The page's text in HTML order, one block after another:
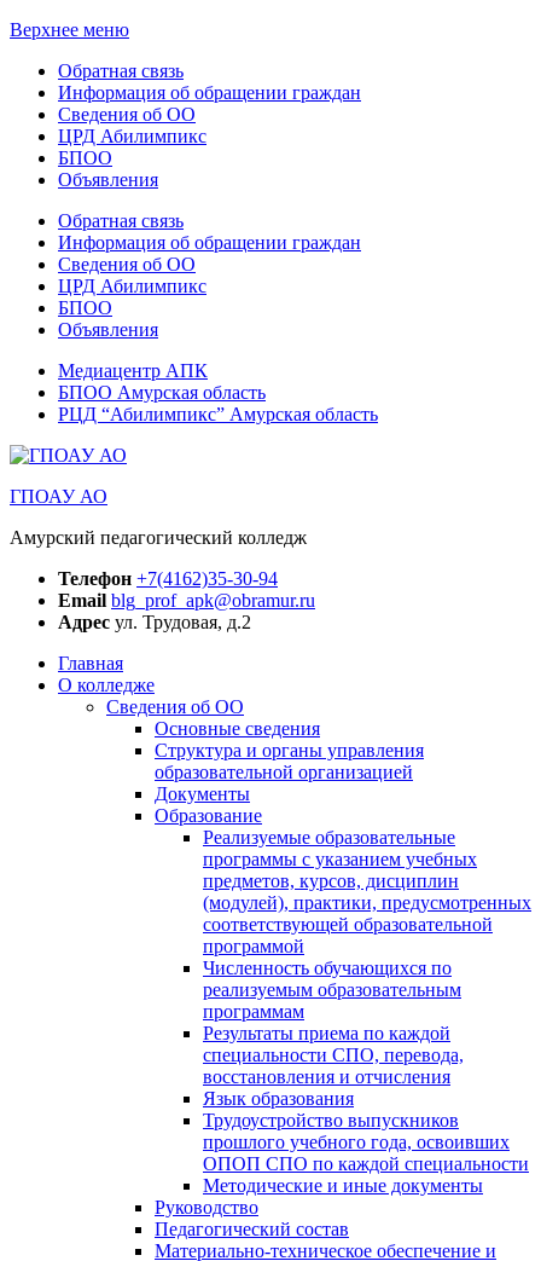
Верхнее меню
Обратная связь
Информация об обращении граждан
Сведения об ОО
ЦРД Абилимпикс
БПОО
Объявления
Обратная связь
Информация об обращении граждан
Сведения об ОО
ЦРД Абилимпикс
БПОО
Объявления
Медиацентр АПК
БПОО Амурская область
РЦД “Абилимпикс” Амурская область
ГПОАУ АО
Амурский педагогический колледж
Телефон +7(4162)35-30-94
Email blg_prof_apk@obramur.ru
Адрес ул. Трудовая, д.2
Главная
О колледже
Сведения об ОО
Основные сведения
Структура и органы управления
образовательной организацией
Документы
Образование
Реализуемые образовательные
программы с указанием учебных
предметов, курсов, дисциплин
(модулей), практики, предусмотренных
соответствующей образовательной
программой
Численность обучающихся по
реализуемым образовательным
программам
Результаты приема по каждой
специальности СПО, перевода,
восстановления и отчисления
Язык образования
Трудоустройство выпускников
прошлого учебного года, освоивших
ОПОП СПО по каждой специальности
Методические и иные документы
Руководство
Педагогический состав
Материально-техническое обеспечение и